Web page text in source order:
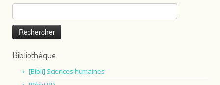
Rechercher :
Bibliothèque
[Bibli] Sciences humaines